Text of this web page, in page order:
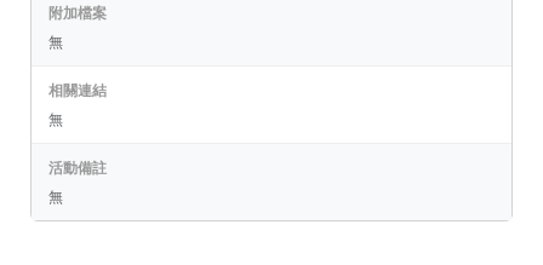
附加檔案
無
相關連結
無
活動備註
無